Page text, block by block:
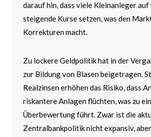
darauf hin, dass viele Kleinanleger
steigende Kurse setzen, was den
Korrekturen macht.
Zu lockere Geldpolitik hat in der
zur Bildung von Blasen beigetragen.
Realzinsen erhöhen das Risiko, dass
riskantere Anlagen flüchten, was zu
Überbewertung führt. Zwar ist die
Zentralbankpolitik nicht expansiv,